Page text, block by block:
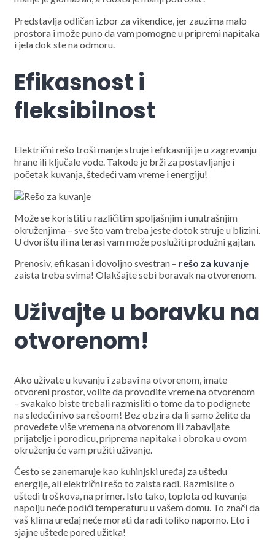
Predstavlja odličan izbor za vikendice, jer zauzima malo
prostora i može puno da vam pomogne u pripremi napitaka
i jela dok ste na odmoru.
Efikasnost i
fleksibilnost
Električni rešo troši manje struje i efikasniji je u zagrevanju
hrane ili ključale vode. Takođe je brži za postavljanje i
početak kuvanja, štedeći vam vreme i energiju!
Može se koristiti u različitim spoljašnjim i unutrašnjim
okruženjima – sve što vam treba jeste dotok struje u blizini.
U dvorištu ili na terasi vam može poslužiti produžni gajtan.
Prenosiv, efikasan i dovoljno svestran – rešo za kuvanje
zaista treba svima! Olakšajte sebi boravak na otvorenom.
Uživajte u boravku na
otvorenom!
Ako uživate u kuvanju i zabavi na otvorenom, imate
otvoreni prostor, volite da provodite vreme na otvorenom
– svakako biste trebali razmisliti o tome da to podignete
na sledeći nivo sa rešoom! Bez obzira da li samo želite da
provedete više vremena na otvorenom ili zabavljate
prijatelje i porodicu, priprema napitaka i obroka u ovom
okruženju će vam pružiti uživanje.
Često se zanemaruje kao kuhinjski uređaj za uštedu
energije, ali električni rešo to zaista radi. Razmislite o
uštedi troškova, na primer. Isto tako, toplota od kuvanja
napolju neće podići temperaturu u vašem domu. To znači da
vaš klima uređaj neće morati da radi toliko naporno. Eto i
sjajne uštede pored užitka!